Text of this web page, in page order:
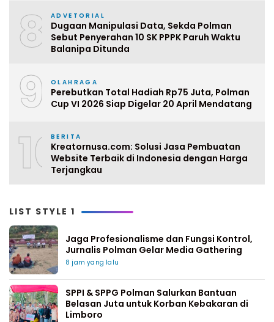
8 ADVETORIAL
Dugaan Manipulasi Data, Sekda Polman
Sebut Penyerahan 10 SK PPPK Paruh Waktu
Balanipa Ditunda
9 OLAHRAGA
Perebutkan Total Hadiah Rp75 Juta, Polman
Cup VI 2026 Siap Digelar 20 April Mendatang
10BERITA
Kreatornusa.com: Solusi Jasa Pembuatan
Website Terbaik di Indonesia dengan Harga
Terjangkau
LIST STYLE 1
Jaga Profesionalisme dan Fungsi Kontrol,
Jurnalis Polman Gelar Media Gathering
8 jam yang lalu
SPPI & SPPG Polman Salurkan Bantuan
Belasan Juta untuk Korban Kebakaran di
Limboro